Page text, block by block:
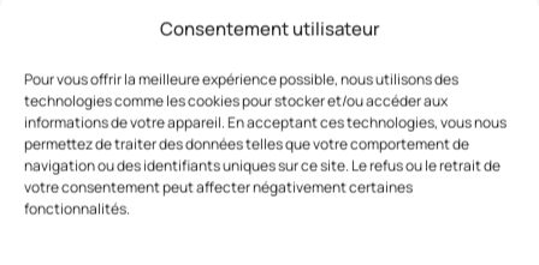
Consentement utilisateur
Pour vous offrir la meilleure expérience possible, nous utilisons des
technologies comme les cookies pour stocker et/ou accéder aux
informations de votre appareil. En acceptant ces technologies, vous nous
permettez de traiter des données telles que votre comportement de
navigation ou des identifiants uniques sur ce site. Le refus ou le retrait de
votre consentement peut affecter négativement certaines
fonctionnalités.
salons
pour
mesurer
la
satisfaction
client.